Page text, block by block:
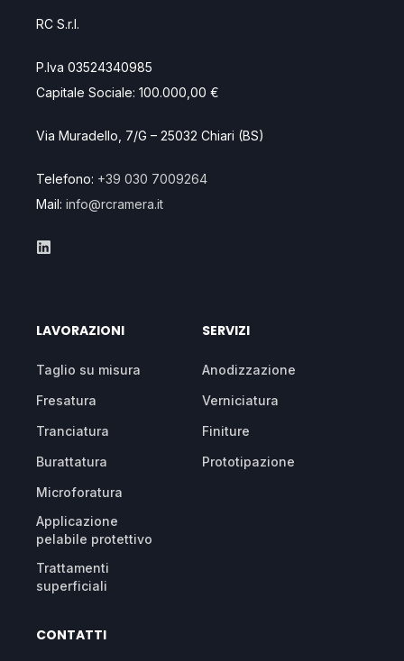
RC S.r.l.
P.Iva 03524340985
Capitale Sociale: 100.000,00 €
Via Muradello, 7/G – 25032 Chiari (BS)
Telefono: +39 030 7009264
Mail: info@rcramera.it
LAVORAZIONI
Taglio su misura
Fresatura
Tranciatura
Burattatura
Microforatura
Applicazione
pelabile protettivo
Trattamenti
superficiali
SERVIZI
Anodizzazione
Verniciatura
Finiture
Prototipazione
CONTATTI